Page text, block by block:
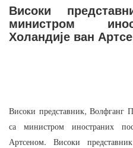
Високи
министром
Холандије ван
Високи представник, Волфганг
са
министром иностраних
Артсеном.Високи представник